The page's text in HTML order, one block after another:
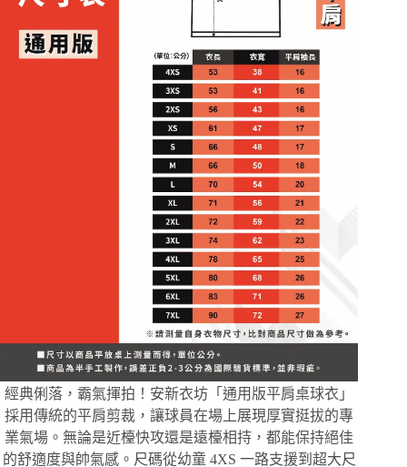
經典俐落，霸氣揮拍！安新衣坊「通用版平肩桌球衣」
採用傳統的平肩剪裁，讓球員在場上展現厚實挺拔的專
業氣場。無論是近檯快攻還是遠檯相持，都能保持絕佳
的舒適度與帥氣感。尺碼從幼童 4XS 一路支援到超大尺